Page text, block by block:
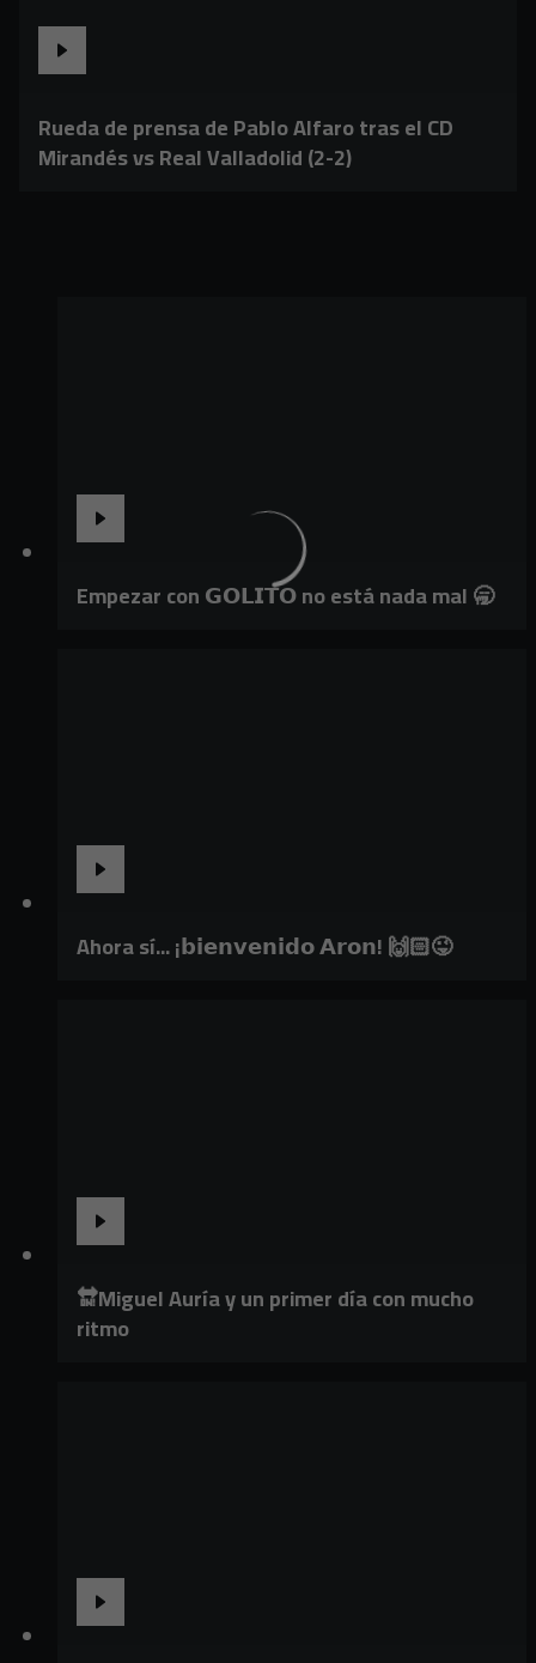
Rueda de prensa de Pablo Alfaro tras el CD
Mirandés vs Real Valladolid (2-2)
Empezar con 𝗚𝗢𝗟𝗜𝗧𝗢 no está nada mal 🥱
Ahora sí... ¡𝗯𝗶𝗲𝗻𝘃𝗲𝗻𝗶𝗱𝗼 𝗔𝗿𝗼𝗻! 🙌🏻😜
🔛Miguel Auría y un primer día con mucho
ritmo